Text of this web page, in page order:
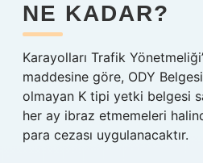
NE KADAR?
Karayolları Trafik
maddesine göre, ODY
olmayan K tipi yetki belgesi
her ay ibraz etmemeleri
para cezası uygulanacaktır.